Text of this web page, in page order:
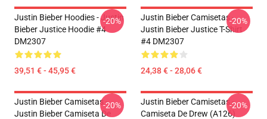
Justin Bieber Hoodies - Justin
Bieber Justice Hoodie #4
DM2307
39,51 € - 45,95 €
-20%
Justin Bieber Camisetas -
Justin Bieber Justice T-Shirt
#4 DM2307
24,38 € - 28,06 €
-20%
Justin Bieber Camisetas -
Justin Bieber Camiseta De
-20%
Justin Bieber Camisetas -
Camiseta De Drew (A126)
-20%